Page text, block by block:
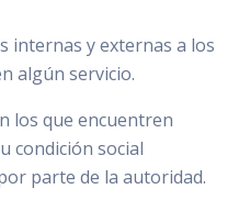
internas y externas a los
algún servicio.
los que encuentren
condición social
parte de la autoridad.